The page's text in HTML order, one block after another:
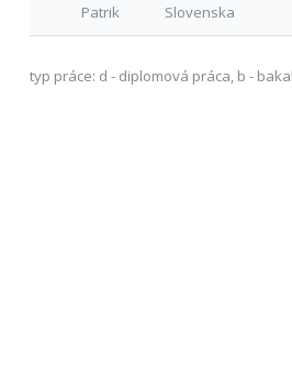
Patrik
Slovenska
typ práce: d - diplomová práca, b -